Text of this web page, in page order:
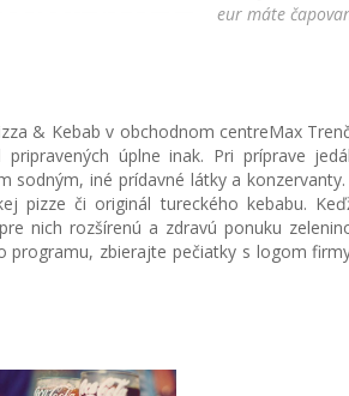
eur máte
& Kebab v obchodnom centreMax
pripravených úplne inak. Pri príprave
sodným, iné prídavné látky a
pizze či originál tureckého kebabu.
nich rozšírenú a zdravú ponuku
programu, zbierajte pečiatky s logom